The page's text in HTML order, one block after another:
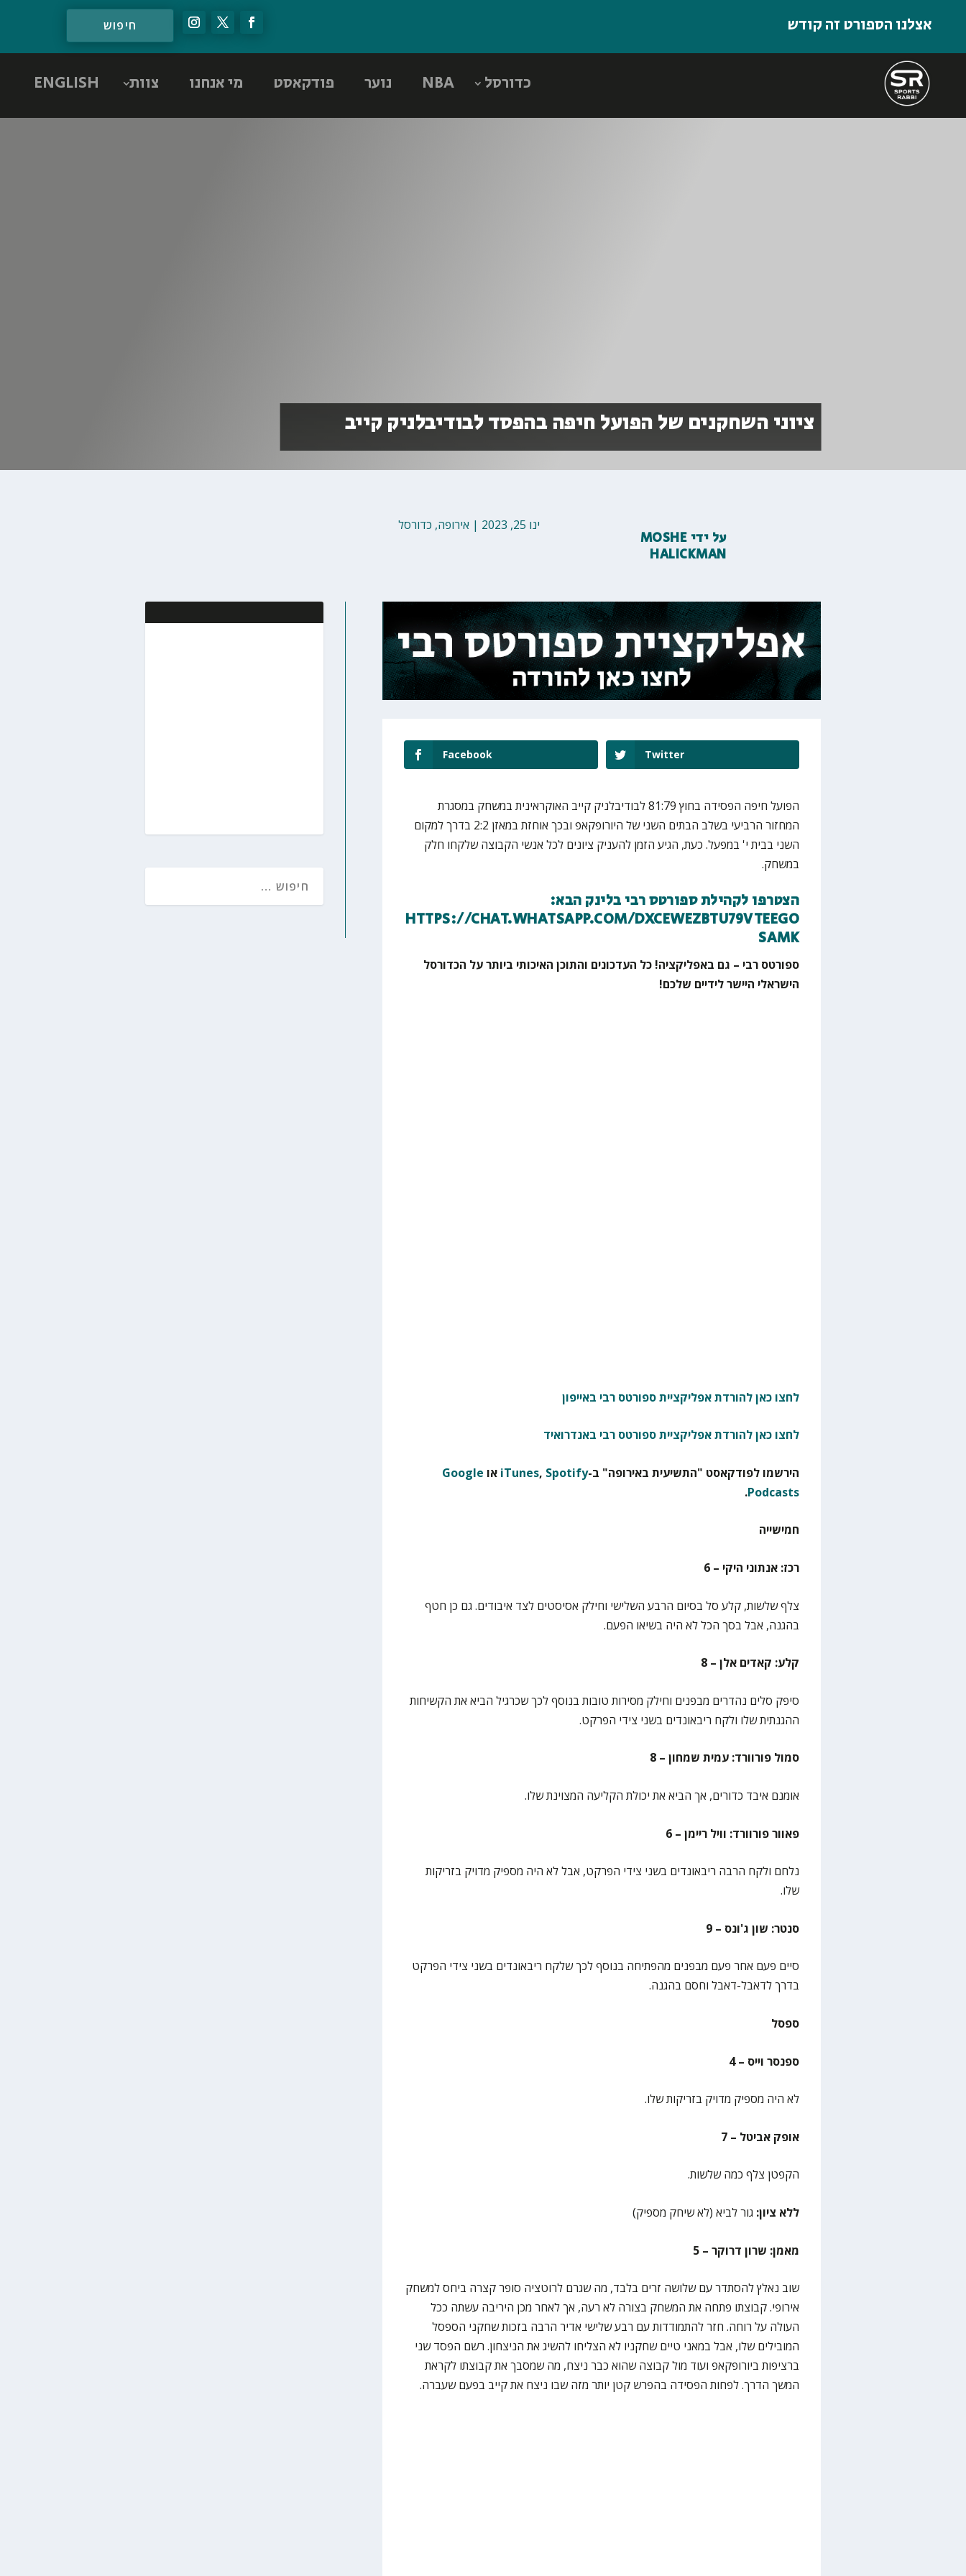
אצלנו הספורט זה קודש
כדורסל NBA נוער פודקאסט מי אנחנו צוות ENGLISH
ציוני השחקנים של הפועל חיפה בהפסד לבודיבלניק קייב
ינו 25, 2023 | אירופה, כדורסל
על ידי MOSHE
HALICKMAN
Facebook Twitter
הפועל חיפה הפסידה בחוץ 81:79 לבודיבלניק קייב האוקראינית במשחק במסגרת
המחזור הרביעי בשלב הבתים השני של היורופקאפ ובכך אוחזת במאזן 2:2 בדרך למקום
השני בבית י' במפעל. כעת, הגיע הזמן להעניק ציונים לכל אנשי הקבוצה שלקחו חלק
במשחק.
הצטרפו לקהילת ספורטס רבי בלינק הבא:
HTTPS://CHAT.WHATSAPP.COM/DXCEWEZBTU79VTEEGO
SAMK
ספורטס רבי – גם באפליקציה! כל העדכונים והתוכן האיכותי ביותר על הכדורסל
הישראלי היישר לידיים שלכם!
לחצו כאן להורדת אפליקציית ספורטס רבי באייפון
לחצו כאן להורדת אפליקציית ספורטס רבי באנדרואיד
הירשמו לפודקאסט "התשיעית באירופה" ב- iTunes, Spotify או Google
Podcasts
.
חמישייה
רכז: אנתוני היקי – 6
צלף שלשות, קלע סל בסיום הרבע השלישי וחילק אסיסטים לצד איבודים. גם כן חטף
בהגנה, אבל בסך הכל לא היה בשיאו הפעם.
קלע: קאדים אלן – 8
סיפק סלים נהדרים מבפנים וחילק מסירות טובות בנוסף לכך שכרגיל הביא את הקשיחות
ההגנתית שלו ולקח ריבאונדים בשני צידי הפרקט.
סמול פורוורד: עמית שמחון – 8
אומנם איבד כדורים, אך הביא את יכולת הקליעה המצוינת שלו.
פאוור פורוורד: וויל ריימן – 6
נלחם ולקח הרבה ריבאונדים בשני צידי הפרקט, אבל לא היה מספיק מדויק בזריקות
שלו.
סנטר: שון ג'ונס – 9
סיים פעם אחר פעם מבפנים מהפתיחה בנוסף לכך שלקח ריבאונדים בשני צידי הפרקט
בדרך לדאבל-דאבל וחסם בהגנה.
ספסל
ספנסר וייס – 4
לא היה מספיק מדויק בזריקות שלו.
אופק אביטל – 7
הקפטן צלף כמה שלשות.
ללא ציון: גור לביא (לא שיחק מספיק)
מאמן: שרון דרוקר – 5
שוב נאלץ להסתדר עם שלושה זרים בלבד, מה שגרם לרוטציה סופר קצרה ביחס למשחק
אירופי. קבוצתו פתחה את המשחק בצורה לא רעה, אך לאחר מכן היריבה עשתה ככל
העולה על רוחה. חזר להתמודדות עם רבע שלישי אדיר הרבה בזכות שחקני הספסל
המובילים שלו, אבל במאני טיים שחקניו לא הצליחו להשיג את הניצחון. רשם הפסד שני
ברציפות ביורופקאפ ועוד מול קבוצה שהוא כבר ניצח, מה שמסבך את קבוצתו לקראת
המשך הדרך. לפחות הפסידה בהפרש קטן יותר מזה שבו ניצח את קייב בפעם שעברה.